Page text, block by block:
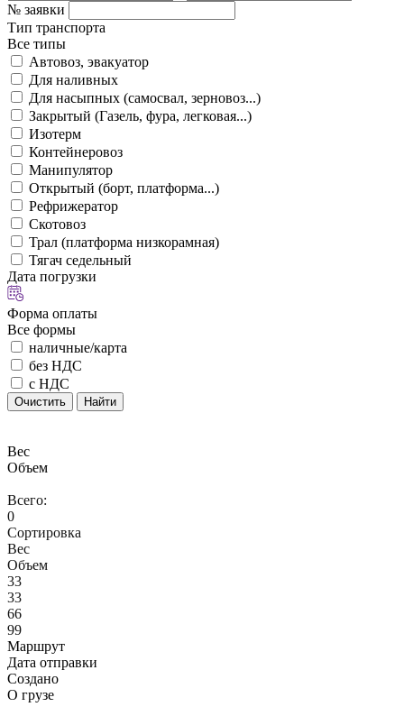
№ заявки
Тип транспорта
Все типы
Автовоз, эвакуатор
Для наливных
Для насыпных (самосвал, зерновоз...)
Закрытый (Газель, фура, легковая...)
Изотерм
Контейнеровоз
Манипулятор
Открытый (борт, платформа...)
Рефрижератор
Скотовоз
Трал (платформа низкорамная)
Тягач седельный
Дата погрузки
Форма оплаты
Все формы
наличные/карта
без НДС
с НДС
Очистить Найти
Вес
Объем
Всего:
0
Сортировка
Вес
Объем
33
33
66
99
Маршрут
Дата отправки
Создано
О грузе